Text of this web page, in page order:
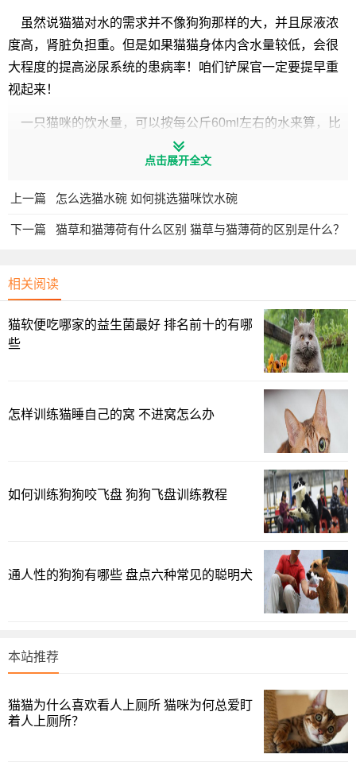
虽然说猫猫对水的需求并不像狗狗那样的大，并且尿液浓
度高，肾脏负担重。但是如果猫猫身体内含水量较低，会很
大程度的提高泌尿系统的患病率！咱们铲屎官一定要提早重
视起来！
一只猫咪的饮水量，可以按每公斤60ml左右的水来算，比
如4公斤的猫，一天要喝240ml左右的水。（差不多一盒冰红
可能有一些家长觉得，罐头的含水量高，每天给它吃汤罐
按净重换算，一个100g的罐头最多只能摄取60ml水分！离猫
咪每日的最低饮水量还差的很远。所以千万不要因为吃了汤
1、湿粮：还是可以作为辅助方法的~通常优质的湿粮含水
量大约是70%—80%左右，而干粮只有5%—10%。因为猫猫
生理原因，它们可能更喜欢从食物中获取水分。
能给它们带来饮水的趣味性，你可以购买一款饮水机或者在
3、在多个地方放置水盆：给猫猫提供更加方便的饮水体
点击展开全文
上一篇 怎么选猫水碗 如何挑选猫咪饮水碗
下一篇 猫草和猫薄荷有什么区别 猫草与猫薄荷的区别是什么？
相关阅读
猫软便吃哪家的益生菌最好 排名前十的有哪
些
怎样训练猫睡自己的窝 不进窝怎么办
如何训练狗狗咬飞盘 狗狗飞盘训练教程
通人性的狗狗有哪些 盘点六种常见的聪明犬
本站推荐
猫猫为什么喜欢看人上厕所 猫咪为何总爱盯
着人上厕所？